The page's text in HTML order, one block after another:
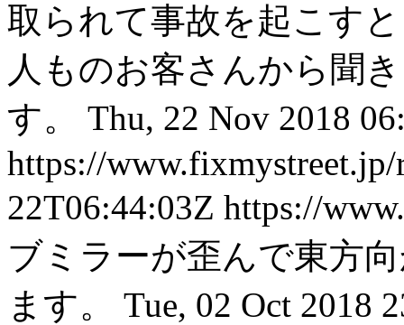
取られて事故を起こす
人ものお客さんから聞
す。
Thu, 22 Nov 2018
https://www.fixmystreet.jp/
22T06:44:03Z https://
ブミラーが歪んで東方
ます。
Tue, 02 Oct 2018